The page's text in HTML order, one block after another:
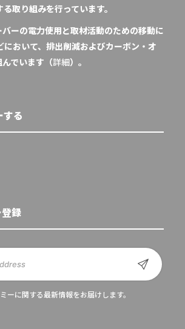
取り組みを行っています。
ーの電力使用と取材活動のための移動に
おいて、排出削減およびカーボン・オ
でいます（詳細）。
する
録
ーに関する最新情報をお届けします。